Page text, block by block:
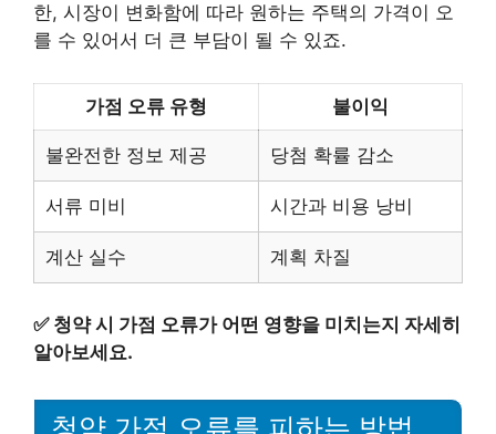
한, 시장이 변화함에 따라 원하는 주택의 가격이 오
를 수 있어서 더 큰 부담이 될 수 있죠.
가점 오류 유형 불이익
불완전한 정보 제공 당첨 확률 감소
서류 미비 시간과 비용 낭비
계산 실수 계획 차질
✅ 청약 시 가점 오류가 어떤 영향을 미치는지 자세히
알아보세요.
청약 가점 오류를 피하는 방법